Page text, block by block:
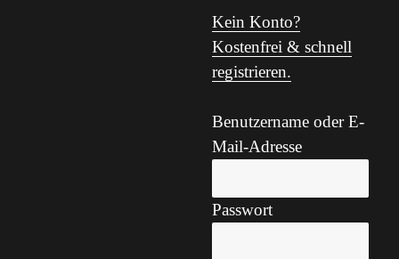
Kein Konto?
Kostenfrei & schnell
registrieren.
Benutzername oder E-
Mail-Adresse
Passwort